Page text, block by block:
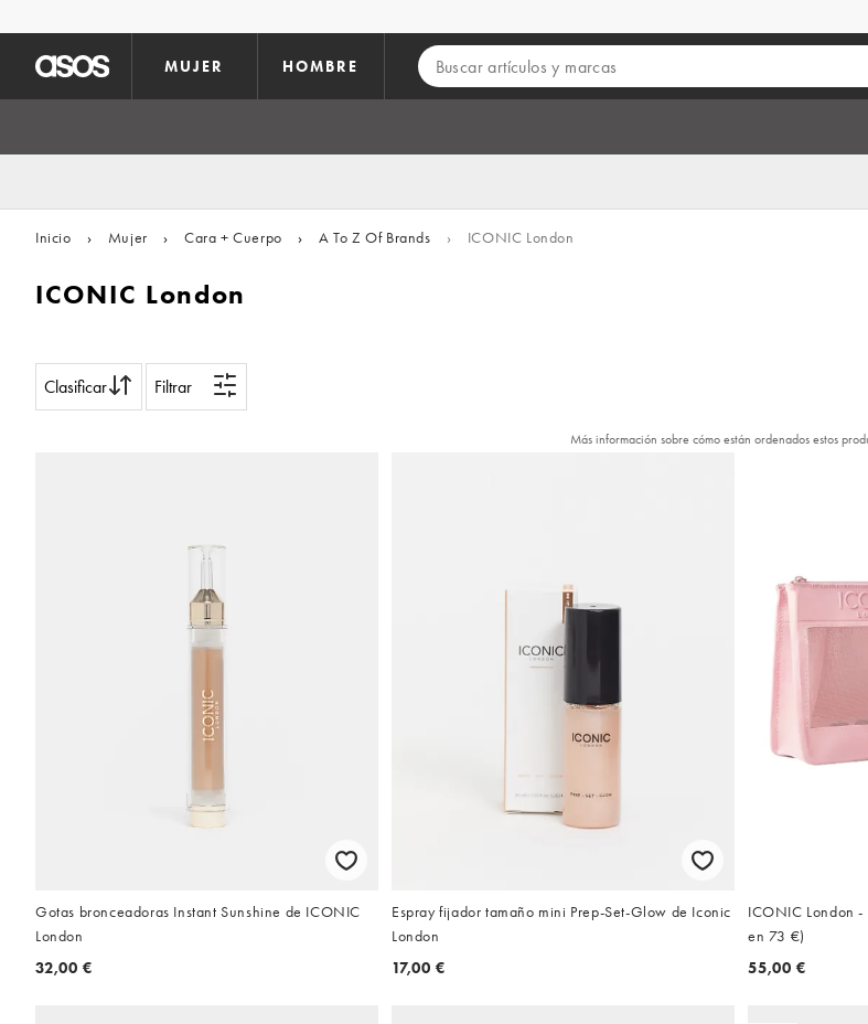
MUJER HOMBRE
Inicio › Mujer › Cara + Cuerpo › A To Z Of Brands › ICONIC London
ICONIC London
Clasificar Filtrar
Más información sobre cómo están ordenados estos
Gotas bronceadoras Instant Sunshine de ICONIC
London
32,00 €
Espray fijador tamaño mini Prep-Set-Glow de Iconic
London
17,00 €
ICONIC London
en 73 €)
55,00 €